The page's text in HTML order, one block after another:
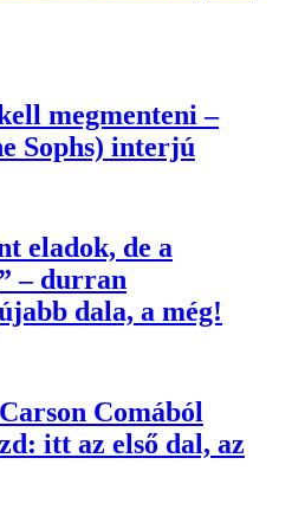
megmenteni –
Sophs) interjú
eladok, de a
– durran
dala, a még!
Comából
itt az első dal, az